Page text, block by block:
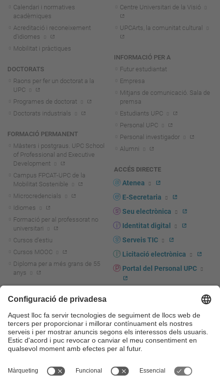
Calendari i normatives
acadèmiques
Acreditació i reconeixement
d'idiomes
Mobilitat i pràctiques
DOCTORATS
Raons per fer un doctorat a la
UPC
Programes de doctorat
Doctorats industrials
FORMACIÓ PERMANENT
Màsters i postgraus. UPC School
of Professional and Executive
Development
Campus FPCAT-UPC de la
Mobilitat Sostenible
Microcredencials
Idiomes
Formació per al professorat no
universitari
Cursos d'estiu
Cursos MOOC
Diploma per a més grans de 55
anys
Actualitat R+D+I
La recerca a la UPC
La transferència, l'emprenedoria i
la innovació a la UPC
Foment i suport a la recerca
transferència, l'emprenedoria i la
Centre Universitari de la Visió
UPCArts, la comunitat cultural
INFORMACIÓ PER A
Futur estudiantat
Empresa
Mitjans de comunicació. Sala de
premsa
Estudiants UPC
Personal UPC
Personal investigador
Alumni
ACCÉS DIRECTE
Atenea
E-Secretaria
Seu electrònica
Identitat digital
Serveis TIC
Licitació electrònica
Portal del Personal UPC
UPCshop, marxandatge
Sala de premsa
Seguretat i salut